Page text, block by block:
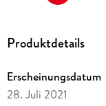
Produktdetails
Erscheinungsdatum
28. Juli 2021